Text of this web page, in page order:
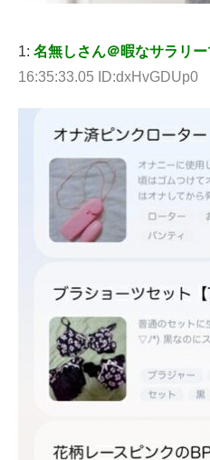
1: 名無しさん＠暇なサラリ
16:35:33.05 ID:dxHvGDUp0